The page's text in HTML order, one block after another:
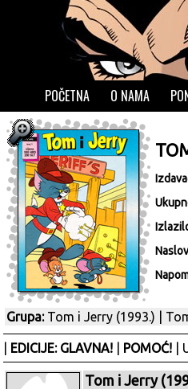
POČETNA O NAMA
Grupa: Tom i Jerry (1993.)
EDICIJE: GLAVNA! POMOĆ! |
Tom i Jerry